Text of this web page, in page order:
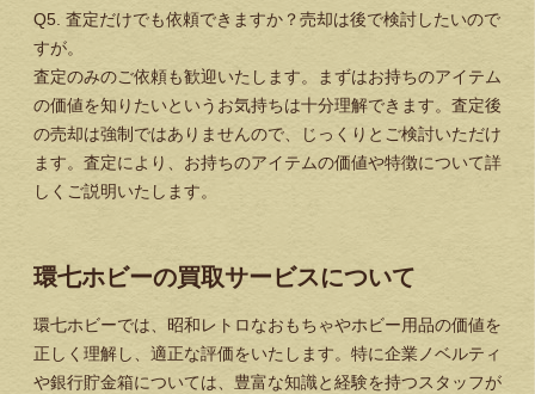
Q5. 査定だけでも依頼できますか？売却は後で検討したいので
すが。
査定のみのご依頼も歓迎いたします。まずはお持ちのアイテム
の価値を知りたいというお気持ちは十分理解できます。査定後
の売却は強制ではありませんので、じっくりとご検討いただけ
ます。査定により、お持ちのアイテムの価値や特徴について詳
しくご説明いたします。
環七ホビーの買取サービスについて
環七ホビーでは、昭和レトロなおもちゃやホビー用品の価値を
正しく理解し、適正な評価をいたします。特に企業ノベルティ
や銀行貯金箱については、豊富な知識と経験を持つスタッフが